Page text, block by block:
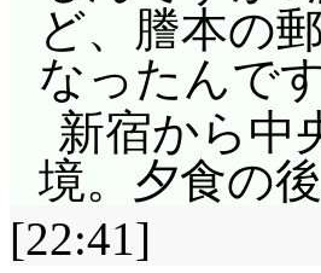
ど、謄本の
なったんです
新宿から中
境。夕食の
[22:41]